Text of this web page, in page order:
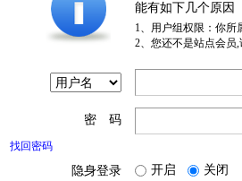
能有如下几个原因
1、用户组权限：你所
2、您还不是站点会员
密 码
找回密码
隐身登录 开启 关闭